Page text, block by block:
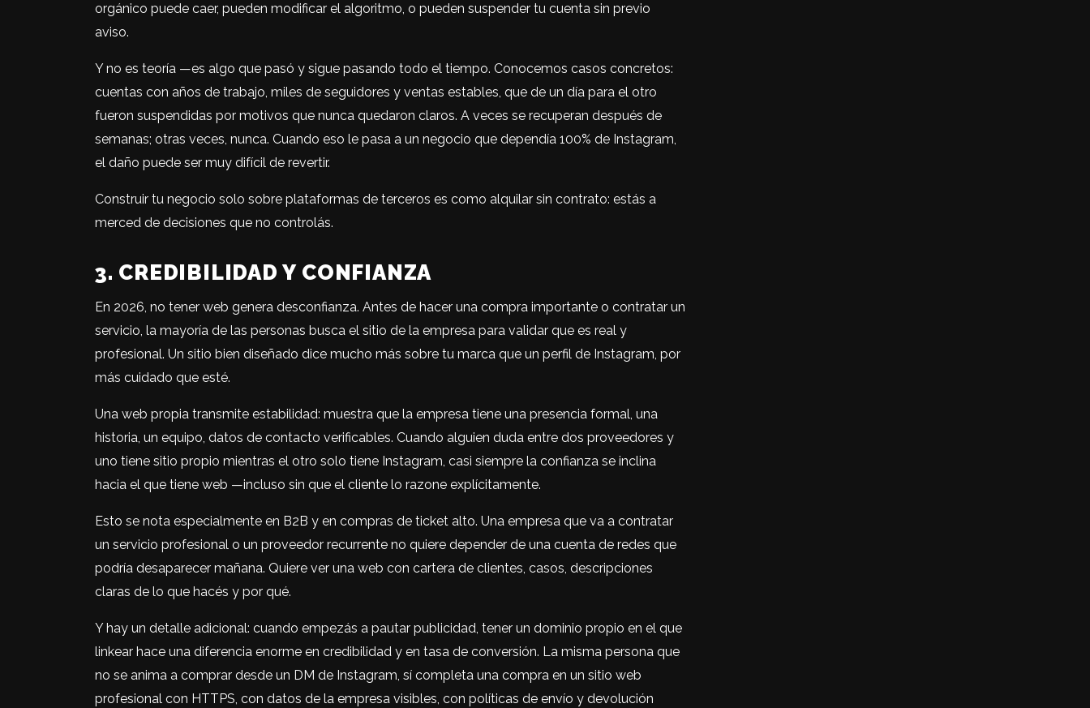
orgánico puede caer, pueden modificar el algoritmo, o pueden suspender tu cuenta sin previo
aviso.
Y no es teoría —es algo que pasó y sigue pasando todo el tiempo. Conocemos casos concretos:
cuentas con años de trabajo, miles de seguidores y ventas estables, que de un día para el otro
fueron suspendidas por motivos que nunca quedaron claros. A veces se recuperan después de
semanas; otras veces, nunca. Cuando eso le pasa a un negocio que dependía 100% de Instagram,
el daño puede ser muy difícil de revertir.
Construir tu negocio solo sobre plataformas de terceros es como alquilar sin contrato: estás a
merced de decisiones que no controlás.
3. CREDIBILIDAD Y CONFIANZA
En 2026, no tener web genera desconfianza. Antes de hacer una compra importante o contratar un
servicio, la mayoría de las personas busca el sitio de la empresa para validar que es real y
profesional. Un sitio bien diseñado dice mucho más sobre tu marca que un perfil de Instagram, por
más cuidado que esté.
Una web propia transmite estabilidad: muestra que la empresa tiene una presencia formal, una
historia, un equipo, datos de contacto verificables. Cuando alguien duda entre dos proveedores y
uno tiene sitio propio mientras el otro solo tiene Instagram, casi siempre la confianza se inclina
hacia el que tiene web —incluso sin que el cliente lo razone explícitamente.
Esto se nota especialmente en B2B y en compras de ticket alto. Una empresa que va a contratar
un servicio profesional o un proveedor recurrente no quiere depender de una cuenta de redes que
podría desaparecer mañana. Quiere ver una web con cartera de clientes, casos, descripciones
claras de lo que hacés y por qué.
Y hay un detalle adicional: cuando empezás a pautar publicidad, tener un dominio propio en el que
linkear hace una diferencia enorme en credibilidad y en tasa de conversión. La misma persona que
no se anima a comprar desde un DM de Instagram, sí completa una compra en un sitio web
profesional con HTTPS, con datos de la empresa visibles, con políticas de envío y devolución